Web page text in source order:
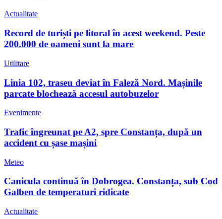
Actualitate
Record de turiști pe litoral în acest weekend. Peste
200.000 de oameni sunt la mare
Utilitare
Linia 102, traseu deviat în Faleză Nord. Mașinile
parcate blochează accesul autobuzelor
Evenimente
Trafic îngreunat pe A2, spre Constanța, după un
accident cu șase mașini
Meteo
Canicula continuă în Dobrogea. Constanța, sub Cod
Galben de temperaturi ridicate
Actualitate